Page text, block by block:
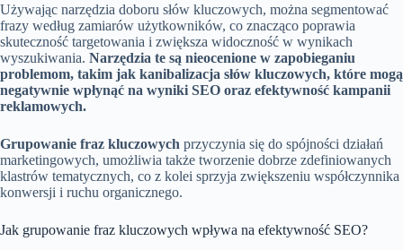
Używając narzędzia doboru słów kluczowych, można segmentować
frazy według zamiarów użytkowników, co znacząco poprawia
skuteczność targetowania i zwiększa widoczność w wynikach
wyszukiwania. Narzędzia te są nieocenione w zapobieganiu
problemom, takim jak kanibalizacja słów kluczowych, które mogą
negatywnie wpłynąć na wyniki SEO oraz efektywność kampanii
reklamowych.
Grupowanie fraz kluczowych przyczynia się do spójności działań
marketingowych, umożliwia także tworzenie dobrze zdefiniowanych
klastrów tematycznych, co z kolei sprzyja zwiększeniu współczynnika
konwersji i ruchu organicznego.
Jak grupowanie fraz kluczowych wpływa na efektywność SEO?